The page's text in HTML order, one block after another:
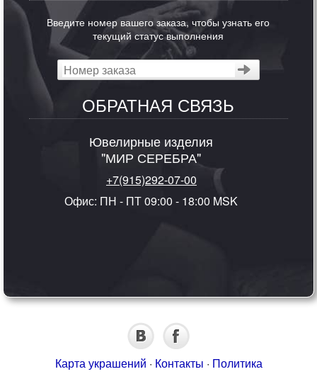
Введите номер вашего заказа, чтобы узнать его
текущий статус выполнения
ОБРАТНАЯ СВЯЗЬ
Ювелирные изделия
"МИР СЕРЕБРА"
+7(915)292-07-00
Офис: ПН - ПТ 09:00 - 18:00 MSK
Карта украшений · Контакты · Политика